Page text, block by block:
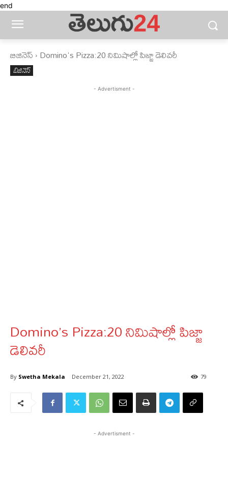
end
బిజినెస్‌ Domino's Pizza:20 నిమిషాల్లో పిజ్జా డెలివరీ
బిజినెస్‌
- Advertisment -
Domino’s Pizza:20 నిమిషాల్లో పిజ్జా
డెలివరీ
By Swetha Mekala December 21, 2022 79
- Advertisment -